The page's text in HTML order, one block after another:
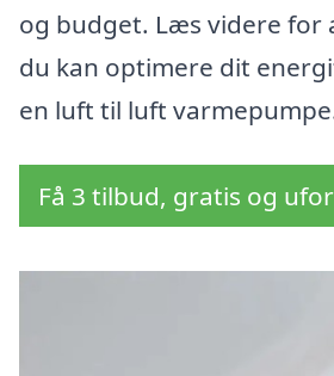
og budget. Læs videre for
du kan optimere dit
en luft til luft
Få 3 tilbud, gratis og